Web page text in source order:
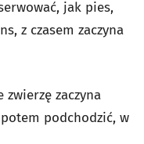
jak pies,
z czasem zaczyna
zaczyna
podchodzić, w